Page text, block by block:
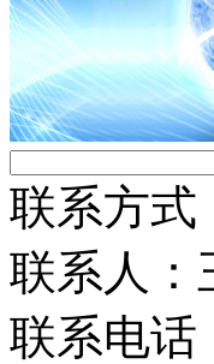
联系方式
联系人：
联系电话